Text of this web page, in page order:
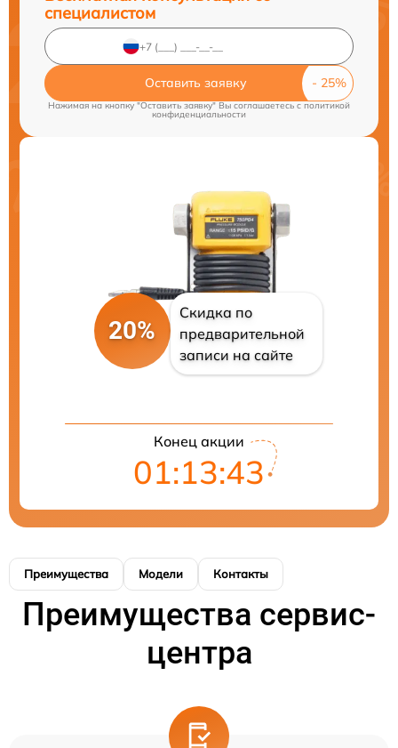
специалистом
Оставить заявку
Нажимая на кнопку "Оставить заявку" Вы соглашаетесь cполитикой
конфиденциальности
20%
Скидка по
предварительной
записи на сайте
Конец акции
01:13:43
Преимущества Модели Контакты
Преимущества сервис-
центра